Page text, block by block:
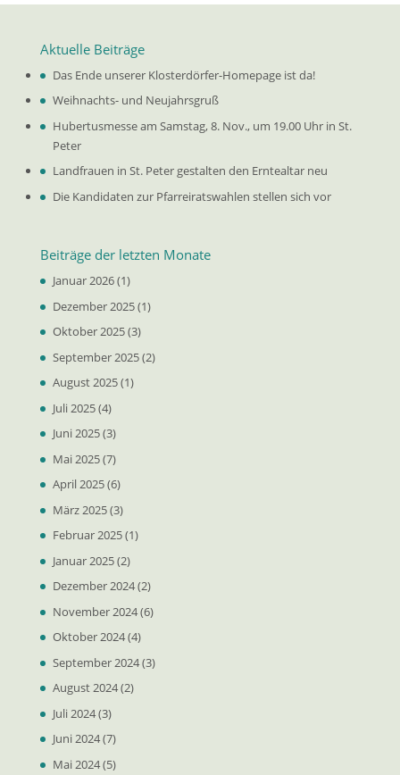
Aktuelle Beiträge
Das Ende unserer Klosterdörfer-Homepage ist da!
Weihnachts- und Neujahrsgruß
Hubertusmesse am Samstag, 8. Nov., um 19.00 Uhr in St.
Peter
Landfrauen in St. Peter gestalten den Erntealtar neu
Die Kandidaten zur Pfarreiratswahlen stellen sich vor
Beiträge der letzten Monate
Januar 2026(1)
Dezember 2025(1)
Oktober 2025(3)
September 2025(2)
August 2025(1)
Juli 2025(4)
Juni 2025(3)
Mai 2025(7)
April 2025(6)
März 2025(3)
Februar 2025(1)
Januar 2025(2)
Dezember 2024(2)
November 2024(6)
Oktober 2024(4)
September 2024(3)
August 2024(2)
Juli 2024(3)
Juni 2024(7)
Mai 2024(5)